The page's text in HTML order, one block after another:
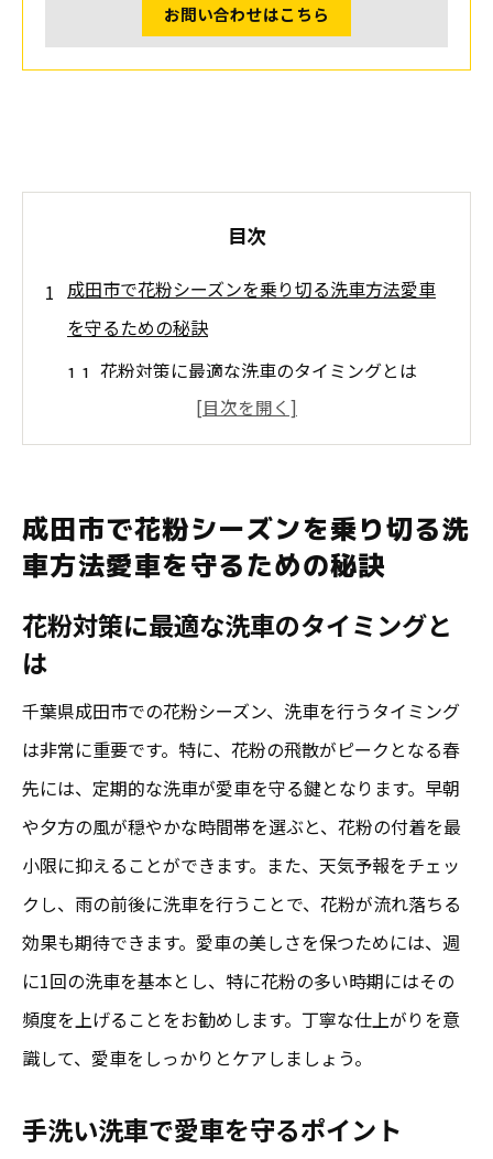
お問い合わせはこちら
目次
成田市で花粉シーズンを乗り切る洗車方法愛車
を守るための秘訣
花粉対策に最適な洗車のタイミングとは
手洗い洗車で愛車を守るポイント
法
洗車後のメンテナンスで仕上がりを長持ち
させる
花粉対策に役立つ成田市でのおすすめ洗車業者
の選び方
口コミで高評価の洗車業者を探す方法
花粉除去に特化したサービス内容を確認
業者選びのポイント：技術力と経験
仕上がりの丁寧さを保証する洗車業者の見
極め方
成田市内で人気の洗車サービスを比較
洗車で花粉を撃退成田市での効果的な対策を紹
成田市で花粉シーズンを乗り切る洗
車方法愛車を守るための秘訣
花粉対策に最適な洗車のタイミングと
は
千葉県成田市での花粉シーズン、洗車を行うタイミング
は非常に重要です。特に、花粉の飛散がピークとなる春
先には、定期的な洗車が愛車を守る鍵となります。早朝
や夕方の風が穏やかな時間帯を選ぶと、花粉の付着を最
小限に抑えることができます。また、天気予報をチェッ
クし、雨の前後に洗車を行うことで、花粉が流れ落ちる
効果も期待できます。愛車の美しさを保つためには、週
に1回の洗車を基本とし、特に花粉の多い時期にはその
頻度を上げることをお勧めします。丁寧な仕上がりを意
識して、愛車をしっかりとケアしましょう。
手洗い洗車で愛車を守るポイント